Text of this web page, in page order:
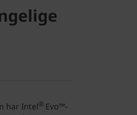
har Intel® Evo™-